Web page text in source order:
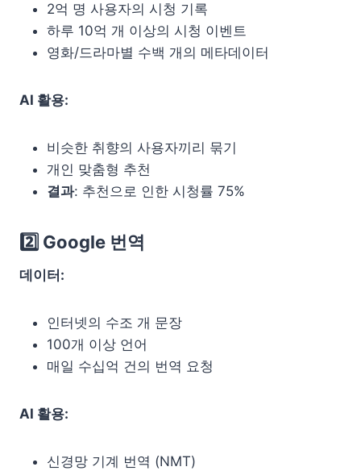
2억 명 사용자의 시청 기록
하루 10억 개 이상의 시청 이벤트
영화/드라마별 수백 개의 메타데이터
AI 활용:
비슷한 취향의 사용자끼리 묶기
개인 맞춤형 추천
결과: 추천으로 인한 시청률 75%
2️⃣ Google 번역
데이터:
인터넷의 수조 개 문장
100개 이상 언어
매일 수십억 건의 번역 요청
AI 활용:
신경망 기계 번역 (NMT)